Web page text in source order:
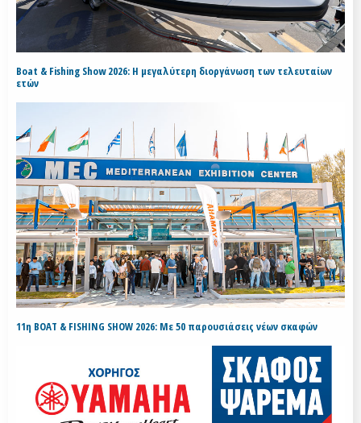
Boat & Fishing Show 2026: Η μεγαλύτερη διοργάνωση των τελευταίων
ετών
11η BOAT & FISHING SHOW 2026: Με 50 παρουσιάσεις νέων σκαφών